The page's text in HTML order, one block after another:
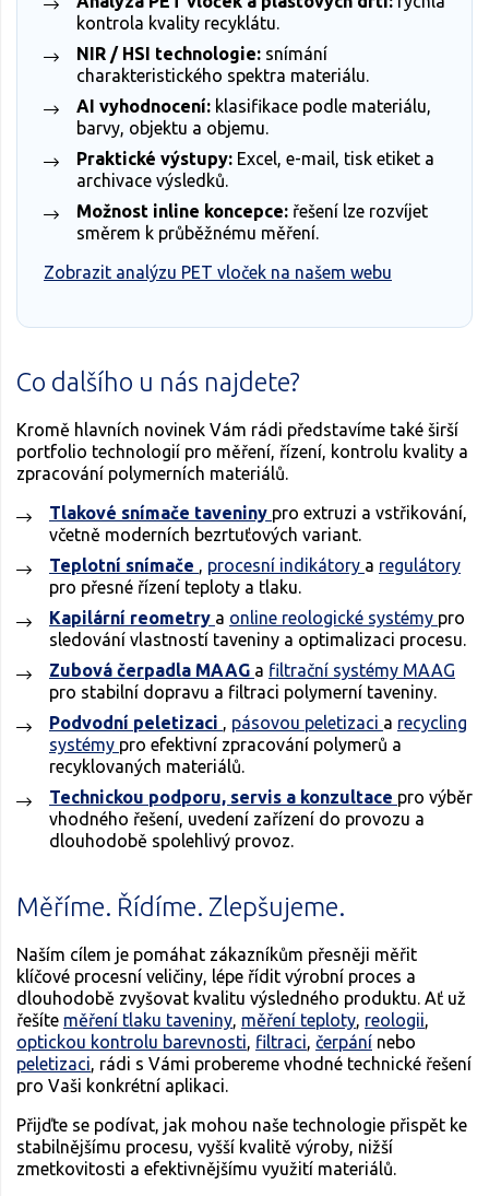
kontrola kvality recyklátu.
NIR / HSI technologie: snímání
charakteristického spektra materiálu.
AI vyhodnocení: klasifikace podle materiálu,
barvy, objektu a objemu.
Praktické výstupy: Excel, e-mail, tisk etiket a
archivace výsledků.
Možnost inline koncepce: řešení lze rozvíjet
směrem k průběžnému měření.
Zobrazit analýzu PET vloček na našem webu
Co dalšího u nás najdete?
Kromě hlavních novinek Vám rádi představíme také širší
portfolio technologií pro měření, řízení, kontrolu kvality a
zpracování polymerních materiálů.
Tlakové snímače taveniny pro extruzi a vstřikování,
včetně moderních bezrtuťových variant.
Teplotní snímače , procesní indikátory a regulátory
pro přesné řízení teploty a tlaku.
Kapilární reometry a online reologické systémy pro
sledování vlastností taveniny a optimalizaci procesu.
Zubová čerpadla MAAG a filtrační systémy MAAG
pro stabilní dopravu a filtraci polymerní taveniny.
Podvodní peletizaci , pásovou peletizaci a recycling
systémy pro efektivní zpracování polymerů a
recyklovaných materiálů.
Technickou podporu, servis a konzultace pro výběr
vhodného řešení, uvedení zařízení do provozu a
dlouhodobě spolehlivý provoz.
Měříme. Řídíme. Zlepšujeme.
Naším cílem je pomáhat zákazníkům přesněji měřit
klíčové procesní veličiny, lépe řídit výrobní proces a
dlouhodobě zvyšovat kvalitu výsledného produktu. Ať už
řešíte měření tlaku taveniny, měření teploty, reologii,
optickou kontrolu barevnosti, filtraci, čerpání nebo
peletizaci, rádi s Vámi probereme vhodné technické řešení
pro Vaši konkrétní aplikaci.
Přijďte se podívat, jak mohou naše technologie přispět ke
stabilnějšímu procesu, vyšší kvalitě výroby, nižší
zmetkovitosti a efektivnějšímu využití materiálů.